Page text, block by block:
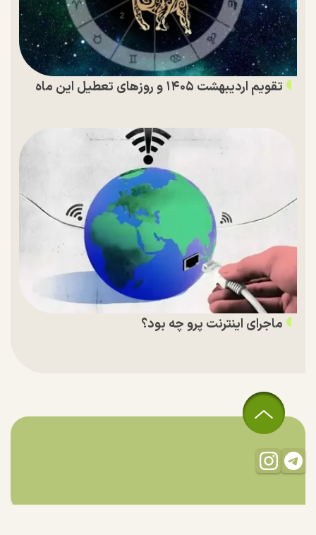
تقویم اردیبهشت ۱۴۰۵ و روز‌های تعطیل این ماه
ماجرای اینترنت پرو چه بود؟